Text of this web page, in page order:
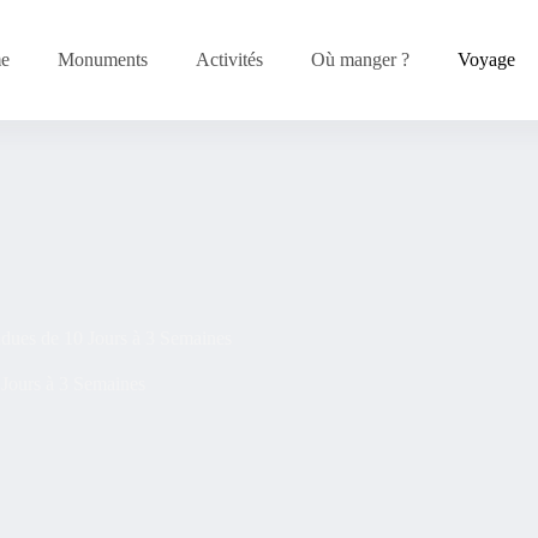
Monuments Activités Où manger ? Voyage